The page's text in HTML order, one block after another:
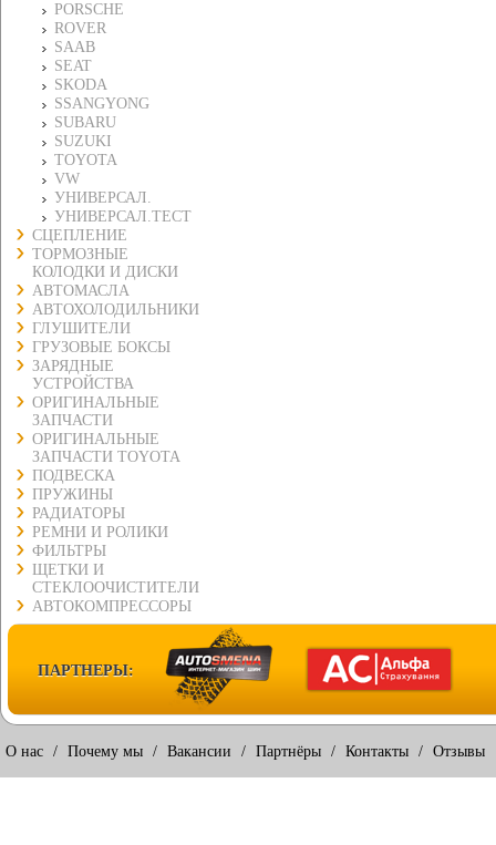
PORSCHE
ROVER
SAAB
SEAT
SKODA
SSANGYONG
SUBARU
SUZUKI
TOYOTA
VW
УНИВЕРСАЛ.
УНИВЕРСАЛ.ТЕСТ
СЦЕПЛЕНИЕ
ТОРМОЗНЫЕ
КОЛОДКИ И ДИСКИ
АВТОМАСЛА
АВТОХОЛОДИЛЬНИКИ
ГЛУШИТЕЛИ
ГРУЗОВЫЕ БОКСЫ
ЗАРЯДНЫЕ
УСТРОЙСТВА
ОРИГИНАЛЬНЫЕ
ЗАПЧАСТИ
ОРИГИНАЛЬНЫЕ
ЗАПЧАСТИ TOYOTA
ПОДВЕСКА
ПРУЖИНЫ
РАДИАТОРЫ
РЕМНИ И РОЛИКИ
ФИЛЬТРЫ
ЩЕТКИ И
СТЕКЛООЧИСТИТЕЛИ
АВТОКОМПРЕССОРЫ
ПАРТНЕРЫ:
О нас / Почему мы / Вакансии / Партнёры / Контакты / Отзывы